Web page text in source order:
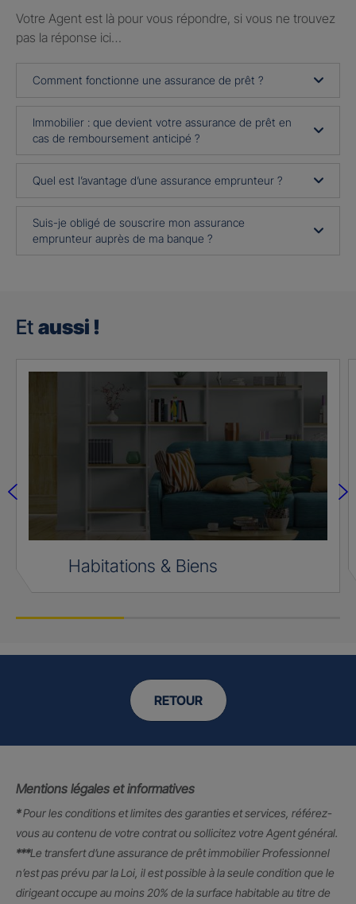
Votre Agent est là pour vous répondre, si vous ne trouvez
pas la réponse ici…
Comment fonctionne une assurance de prêt ?
Immobilier : que devient votre assurance de prêt en
cas de remboursement anticipé ?
Quel est l’avantage d’une assurance emprunteur ?
Suis-je obligé de souscrire mon assurance
emprunteur auprès de ma banque ?
Et aussi !
Habitations & Biens
RETOUR
Mentions légales et informatives
*Pour les conditions et limites des garanties et services, référez-
vous au contenu de votre contrat ou sollicitez votre Agent général.
***Le transfert d’une assurance de prêt immobilier Professionnel
n’est pas prévu par la Loi, il est possible à la seule condition que le
dirigeant occupe au moins 20% de la surface habitable au titre de